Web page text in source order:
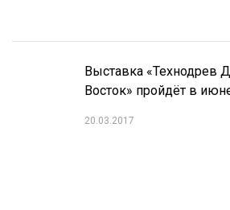
Выставка «Технодрев
Восток» пройдёт в
20.03.2017